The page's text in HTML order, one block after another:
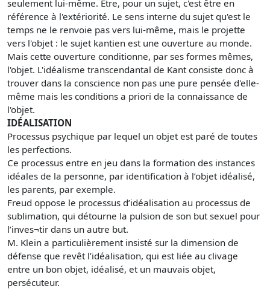
seulement lui-même. Être, pour un sujet, c'est être en
référence à l'extériorité. Le sens interne du sujet qu'est le
temps ne le renvoie pas vers lui-même, mais le projette
vers l'objet : le sujet kantien est une ouverture au monde.
Mais cette ouverture conditionne, par ses formes mêmes,
l'objet. L'idéalisme transcendantal de Kant consiste donc à
trouver dans la conscience non pas une pure pensée d'elle-
même mais les conditions a priori de la connaissance de
l'objet.
IDÉALISATION
Processus psychique par lequel un objet est paré de toutes
les perfections.
Ce processus entre en jeu dans la formation des instances
idéales de la personne, par identification à l’objet idéalisé,
les parents, par exemple.
Freud oppose le processus d’idéalisation au processus de
sublimation, qui détourne la pulsion de son but sexuel pour
l’inves¬tir dans un autre but.
M. Klein a particulièrement insisté sur la dimension de
défense que revêt l’idéalisation, qui est liée au clivage
entre un bon objet, idéalisé, et un mauvais objet,
persécuteur.